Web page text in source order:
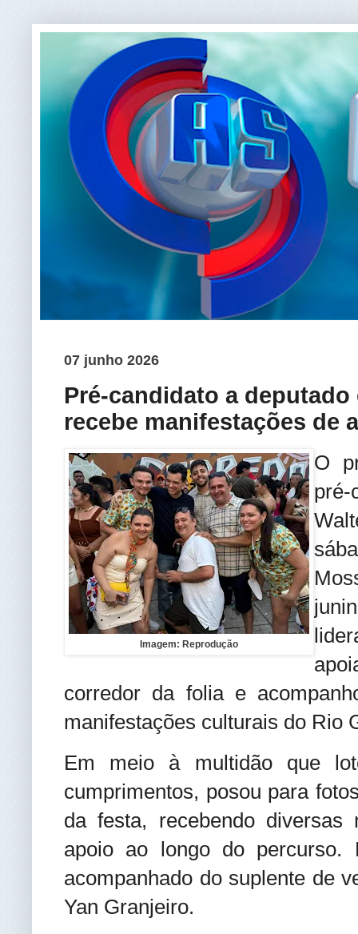
07 junho 2026
Pré-candidato a
recebe manifestações de
Imagem: Reprodução
O
pré-
corredor da folia e
manifestações culturais do Rio
Em meio à multidão que
cumprimentos, posou para
da festa, recebendo diversas
apoio ao longo do percurso.
acompanhado do suplente de
Yan Granjeiro.